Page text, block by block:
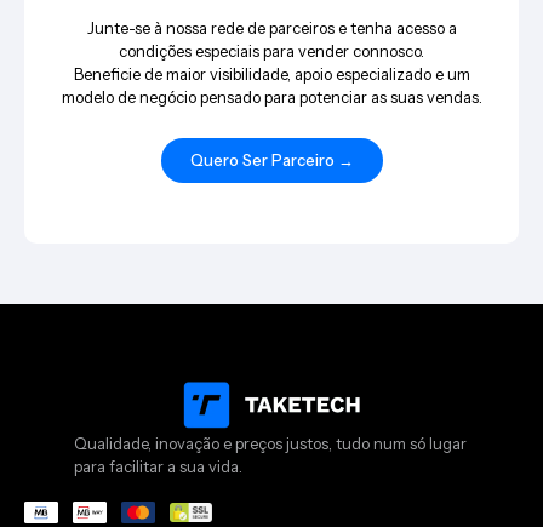
Junte-se à nossa rede de parceiros e tenha acesso a
condições especiais para vender connosco.
Beneficie de maior visibilidade, apoio especializado e um
modelo de negócio pensado para potenciar as suas vendas.
Quero Ser Parceiro →
Qualidade, inovação e preços justos, tudo num só lugar
para facilitar a sua vida.